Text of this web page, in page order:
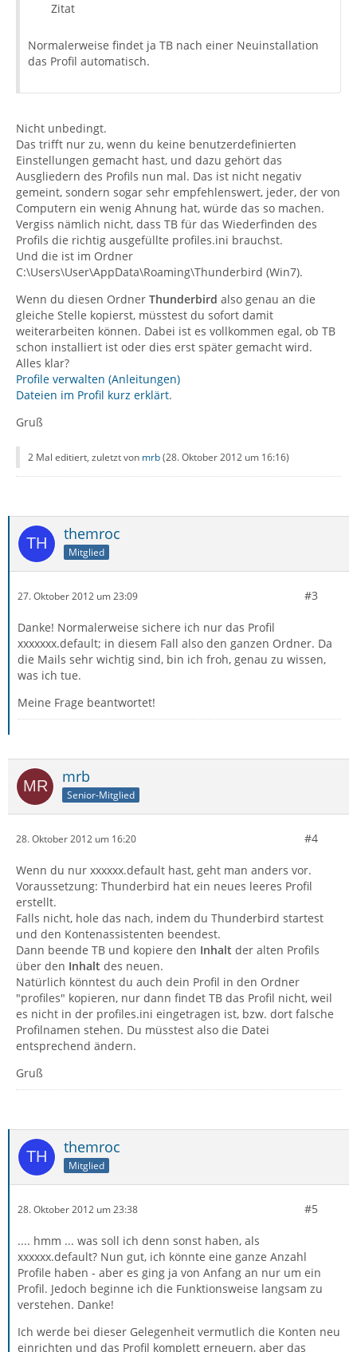
Zitat
Normalerweise findet ja TB nach einer Neuinstallation
das Profil automatisch.
Nicht unbedingt.
Das trifft nur zu, wenn du keine benutzerdefinierten
Einstellungen gemacht hast, und dazu gehört das
Ausgliedern des Profils nun mal. Das ist nicht negativ
gemeint, sondern sogar sehr empfehlenswert, jeder, der von
Computern ein wenig Ahnung hat, würde das so machen.
Vergiss nämlich nicht, dass TB für das Wiederfinden des
Profils die richtig ausgefüllte profiles.ini brauchst.
Und die ist im Ordner
C:\Users\User\AppData\Roaming\Thunderbird (Win7).
Wenn du diesen Ordner Thunderbird also genau an die
gleiche Stelle kopierst, müsstest du sofort damit
weiterarbeiten können. Dabei ist es vollkommen egal, ob TB
schon installiert ist oder dies erst später gemacht wird.
Alles klar?
Profile verwalten (Anleitungen)
Dateien im Profil kurz erklärt.
Gruß
2 Mal editiert, zuletzt von mrb(28. Oktober 2012 um 16:16)
themroc
Mitglied
27. Oktober 2012 um 23:09 #3
Danke! Normalerweise sichere ich nur das Profil
xxxxxxx.default; in diesem Fall also den ganzen Ordner. Da
die Mails sehr wichtig sind, bin ich froh, genau zu wissen,
was ich tue.
Meine Frage beantwortet!
mrb
Senior-Mitglied
28. Oktober 2012 um 16:20 #4
Wenn du nur xxxxxx.default hast, geht man anders vor.
Voraussetzung: Thunderbird hat ein neues leeres Profil
erstellt.
Falls nicht, hole das nach, indem du Thunderbird startest
und den Kontenassistenten beendest.
Dann beende TB und kopiere den Inhalt der alten Profils
über den Inhalt des neuen.
Natürlich könntest du auch dein Profil in den Ordner
"profiles" kopieren, nur dann findet TB das Profil nicht, weil
es nicht in der profiles.ini eingetragen ist, bzw. dort falsche
Profilnamen stehen. Du müsstest also die Datei
entsprechend ändern.
Gruß
themroc
Mitglied
28. Oktober 2012 um 23:38 #5
.... hmm ... was soll ich denn sonst haben, als
xxxxxx.default? Nun gut, ich könnte eine ganze Anzahl
Profile haben - aber es ging ja von Anfang an nur um ein
Profil. Jedoch beginne ich die Funktionsweise langsam zu
verstehen. Danke!
Ich werde bei dieser Gelegenheit vermutlich die Konten neu
einrichten und das Profil komplett erneuern, aber das